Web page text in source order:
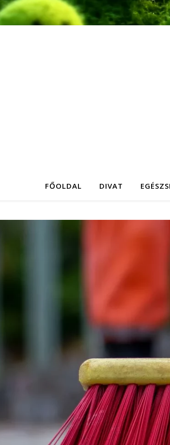
FŐOLDAL DIVAT